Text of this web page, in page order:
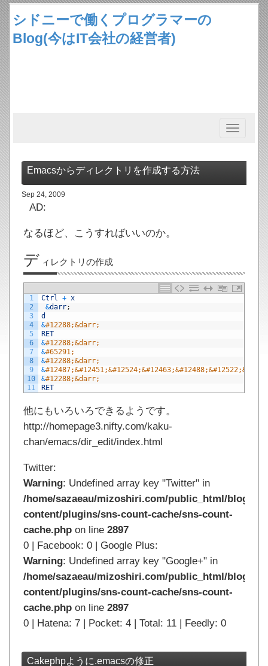
シドニーで働くプログラマーの
Blog(今はIT会社の経営者)
Toggle
navigation
Emacsからディレクトリを作成する方法
Sep 24, 2009
AD:
なるほど、こうすればいいのか。
デ ィレクトリの作成
1
2
3
4
5
6
7
8
9
10
11
Ctrl + x
&darr;
d
&#12288;&darr;
RET
&#12288;&darr;
&#65291;
&#12288;&darr;
&
&#12288;&darr;
RET
他にもいろいろできるようです。
http://homepage3.nifty.com/kaku-
chan/emacs/dir_edit/index.html
Twitter:
Warning: Undefined array key "Twitter" in
/home/sazaeau/mizoshiri.com/public_html/
content/plugins/sns-count-cache/sns-count-
cache.php on line 2897
0 | Facebook: 0 | Google Plus:
Warning: Undefined array key "Google+" in
/home/sazaeau/mizoshiri.com/public_html/
content/plugins/sns-count-cache/sns-count-
cache.php on line 2897
0 | Hatena: 7 | Pocket: 4 | Total: 11 | Feedly: 0
Cakephpように.emacsの修正